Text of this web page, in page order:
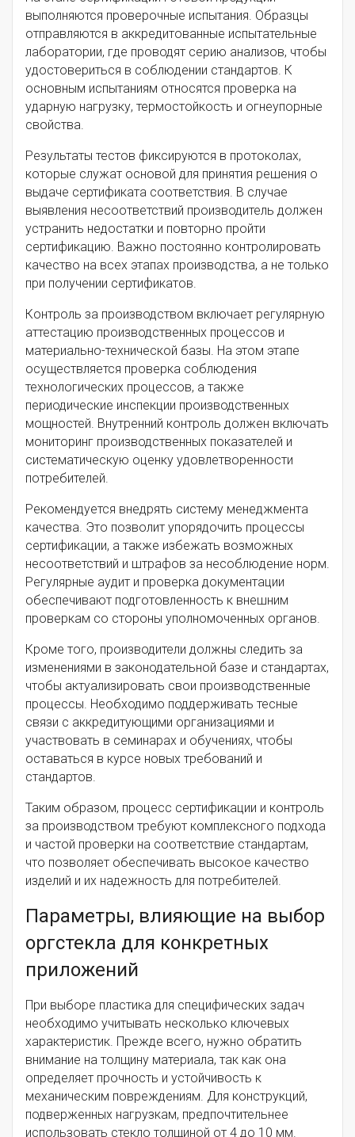
выполняются проверочные испытания. Образцы
отправляются в аккредитованные испытательные
лаборатории, где проводят серию анализов, чтобы
удостовериться в соблюдении стандартов. К
основным испытаниям относятся проверка на
ударную нагрузку, термостойкость и огнеупорные
свойства.
Результаты тестов фиксируются в протоколах,
которые служат основой для принятия решения о
выдаче сертификата соответствия. В случае
выявления несоответствий производитель должен
устранить недостатки и повторно пройти
сертификацию. Важно постоянно контролировать
качество на всех этапах производства, а не только
при получении сертификатов.
Контроль за производством включает регулярную
аттестацию производственных процессов и
материально-технической базы. На этом этапе
осуществляется проверка соблюдения
технологических процессов, а также
периодические инспекции производственных
мощностей. Внутренний контроль должен включать
мониторинг производственных показателей и
систематическую оценку удовлетворенности
потребителей.
Рекомендуется внедрять систему менеджмента
качества. Это позволит упорядочить процессы
сертификации, а также избежать возможных
несоответствий и штрафов за несоблюдение норм.
Регулярные аудит и проверка документации
обеспечивают подготовленность к внешним
проверкам со стороны уполномоченных органов.
Кроме того, производители должны следить за
изменениями в законодательной базе и стандартах,
чтобы актуализировать свои производственные
процессы. Необходимо поддерживать тесные
связи с аккредитующими организациями и
участвовать в семинарах и обучениях, чтобы
оставаться в курсе новых требований и
стандартов.
Таким образом, процесс сертификации и контроль
за производством требуют комплексного подхода
и частой проверки на соответствие стандартам,
что позволяет обеспечивать высокое качество
изделий и их надежность для потребителей.
Параметры, влияющие на выбор
оргстекла для конкретных
приложений
При выборе пластика для специфических задач
необходимо учитывать несколько ключевых
характеристик. Прежде всего, нужно обратить
внимание на толщину материала, так как она
определяет прочность и устойчивость к
механическим повреждениям. Для конструкций,
подверженных нагрузкам, предпочтительнее
использовать стекло толщиной от 4 до 10 мм.